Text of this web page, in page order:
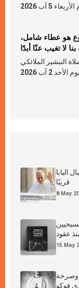
5 آب 2026
هو عطاء شامل،
لا تغيب عنّا أبدًا
التبشير الملائكي
يوم الأحد 2 آب 2026
البابا
قريبًا
8 May
عقود
15 May
وصرخة
فوكو